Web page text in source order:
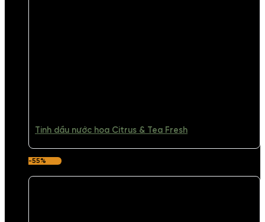
Tinh dầu nước hoa Citrus & Tea Fresh
-55%